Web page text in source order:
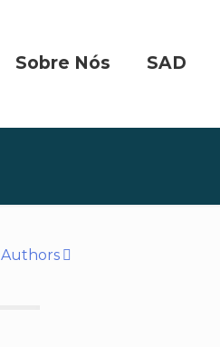
Sobre Nós SAD
Authors